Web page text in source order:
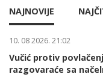
NAJNOVIJE
10. 08 2026. 21:02
Vučić protiv
razgovaraće sa